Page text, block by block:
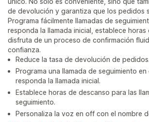
de devolución y garantiza que los pedidos
Programa fácilmente llamadas de
responda la llamada inicial, establece
disfruta de un proceso de confirmación
confianza.
Reduce la tasa de devolución de pedidos.
Programa una llamada de seguimiento
responda la llamada inicial.
Establece horas de descanso para las
seguimiento.
Personaliza la voz en off con el nombre